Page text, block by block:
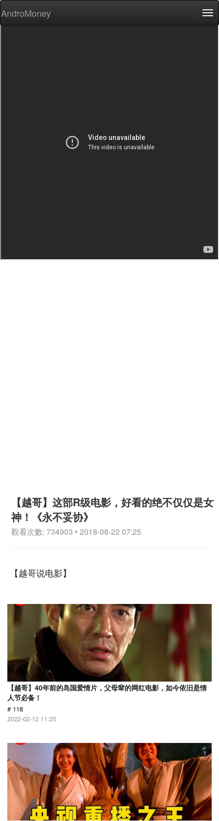
AndroMoney
【越哥】这部R级电影，好看的绝不仅仅是女
神！《永不妥协》
觀看次數: 734903 • 2018-08-22 07:25
【越哥说电影】
【越哥】40年前的岛国爱情片，父母辈的网红电影，如今依旧是情
人节必备！
# 118
2022-02-12 11:25